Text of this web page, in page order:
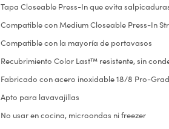
Tapa Closeable Press-In que evita
Compatible con Medium Closeable Press-In
Compatible con la mayoría de portavasos
Recubrimiento Color Last™ resistente, sin
Fabricado con acero inoxidable 18/8 Pro-
Apto para lavavajillas
No usar en cocina, microondas ni freezer